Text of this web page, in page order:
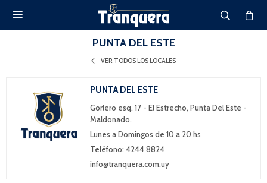

PUNTA DEL ESTE
VER TODOS LOS LOCALES
PUNTA DEL ESTE
Gorlero esq. 17 - El Estrecho, Punta Del Este -
Maldonado.
Lunes a Domingos de 10 a 20 hs
Teléfono: 4244 8824
info@tranquera.com.uy